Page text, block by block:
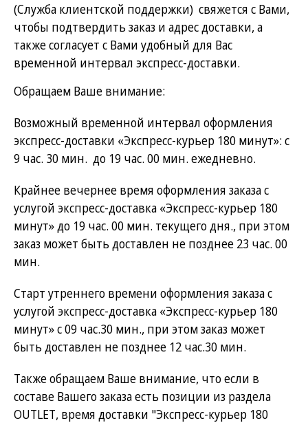
(Служба клиентской поддержки) свяжется с Вами,
чтобы подтвердить заказ и адрес доставки, а
также согласует с Вами удобный для Вас
временной интервал экспресс-доставки.
Обращаем Ваше внимание:
Возможный временной интервал оформления
экспресс-доставки «Экспресс-курьер 180 минут»: с
9 час. 30 мин. до 19 час. 00 мин. ежедневно.
Крайнее вечернее время оформления заказа с
услугой экспресс-доставка «Экспресс-курьер 180
минут» до 19 час. 00 мин. текущего дня., при этом
заказ может быть доставлен не позднее 23 час. 00
мин.
Старт утреннего времени оформления заказа с
услугой экспресс-доставка «Экспресс-курьер 180
минут» с 09 час.30 мин., при этом заказ может
быть доставлен не позднее 12 час.30 мин.
Также обращаем Ваше внимание, что если в
составе Вашего заказа есть позиции из раздела
OUTLET, время доставки "Экспресс-курьер 180